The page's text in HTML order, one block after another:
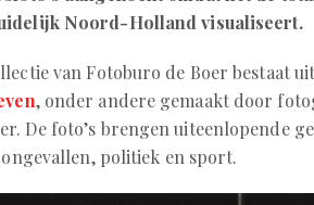
Noord-Holland visualiseert.
van Fotoburo de Boer bestaat
, onder andere gemaakt door
De foto’s brengen uiteenlopende
politiek en sport.